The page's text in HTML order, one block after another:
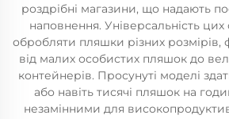
роздрібні магазини, що надають
наповнення. Універсальність
обробляти пляшки різних розмірів,
від малих особистих пляшок до
контейнерів. Просунуті моделі
або навіть тисячі пляшок на
незамінними для